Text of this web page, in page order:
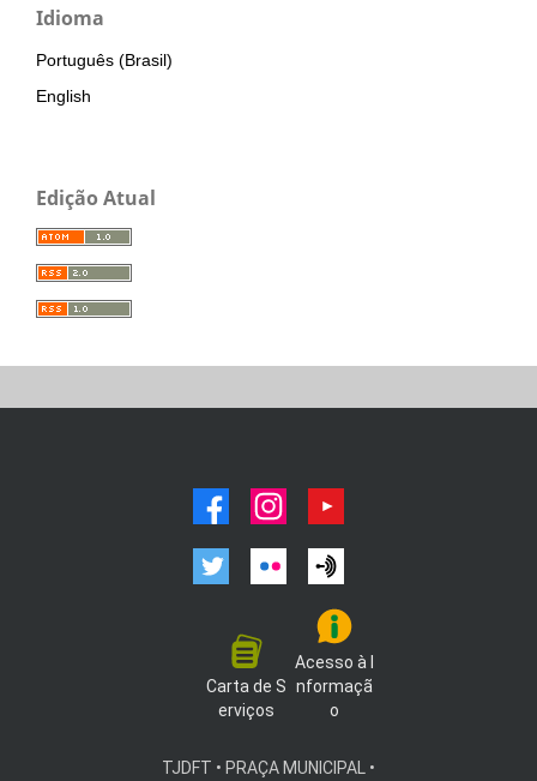
Idioma
Português (Brasil)
English
Edição Atual
facebookinstagram
twitter flickr
Carta de S
erviços
Acesso à I
nformaçã
o
TJDFT • PRAÇA MUNICIPAL •